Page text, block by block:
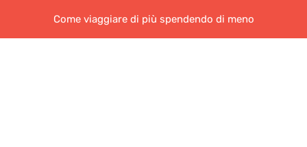
Come viaggiare di più spendendo di meno